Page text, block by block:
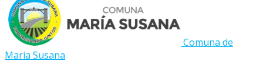
Comuna de
María Susana